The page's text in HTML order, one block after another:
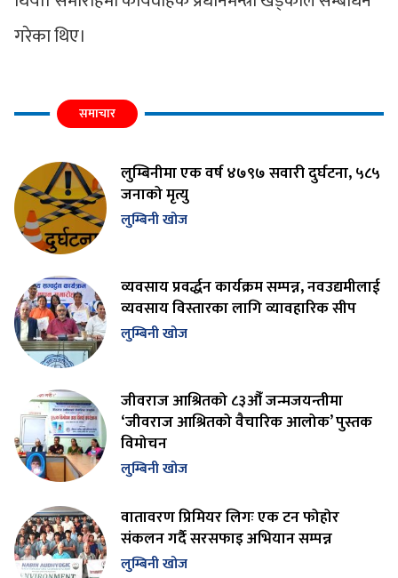
गरेका थिए।
समाचार
लुम्बिनीमा एक वर्ष ४७९७ सवारी दुर्घटना, ५८५
जनाको मृत्यु
लुम्बिनी खोज
व्यवसाय प्रवर्द्धन कार्यक्रम सम्पन्न, नवउद्यमीलाई
व्यवसाय विस्तारका लागि व्यावहारिक सीप
लुम्बिनी खोज
जीवराज आश्रितको ८३औँ जन्मजयन्तीमा
‘जीवराज आश्रितको वैचारिक आलोक’ पुस्तक
विमोचन
लुम्बिनी खोज
वातावरण प्रिमियर लिगः एक टन फोहोर
संकलन गर्दै सरसफाइ अभियान सम्पन्न
लुम्बिनी खोज